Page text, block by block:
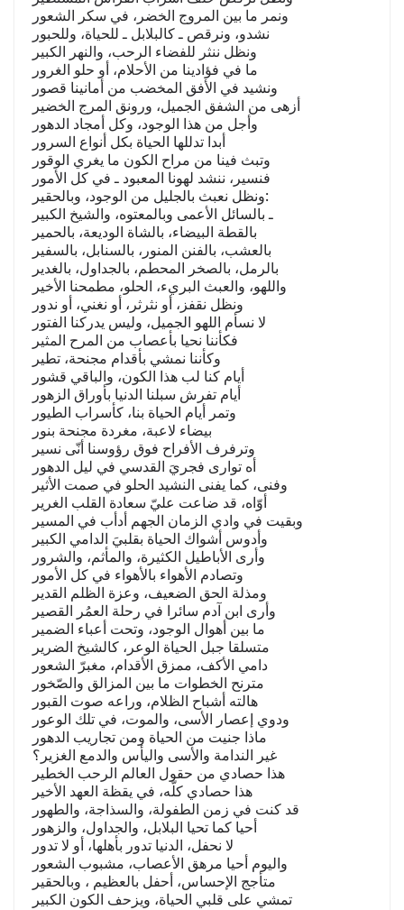
ونمر ما بين المروج الخضر، في سكر الشعور
نشدو، ونرقص ـ كالبلابل ـ للحياة، وللحبور
ونظل ننثر للفضاء الرحب، والنهر الكبير
ما في فؤادينا من الأحلام، أو حلو الغرور
ونشيد في الأفق المخضب من أمانينا قصور
أزهى من الشفق الجميل، ورونق المرج الخضير
وأجل من هذا الوجود، وكل أمجاد الدهور
أبدا تدللها الحياة بكل أنواع السرور
وتبث فينا من مراح الكون ما يغري الوقور
فنسير، ننشد لهونا المعبود ـ في كل الأمور
ونظل نعبث بالجليل من الوجود، وبالحقير:
ـ بالسائل الأعمى وبالمعتوه، والشيخ الكبير
بالقطة البيضاء، بالشاة الوديعة، بالحمير
بالعشب، بالفنن المنور، بالسنابل، بالسفير
بالرمل، بالصخر المحطم، بالجداول، بالغدير
واللهو، والعبث البريء، الحلو، مطمحنا الأخير
ونظل نقفز، أو نثرثر، أو نغني، أو ندور
لا نسأم اللهو الجميل، وليس يدركنا الفتور
فكأننا نحيا بأعصاب من المرح المثير
وكأننا نمشي بأقدام مجنحة، تطير
أيام كنا لب هذا الكون، والباقي قشور
أيام تفرش سبلنا الدنيا بأوراق الزهور
وتمر أيام الحياة بنا، كأسراب الطيور
بيضاء لاعبة، مغردة مجنحة بنور
وترفرف الأفراح فوق رؤوسنا أنّى نسير
أه توارى فجريَ القدسي في ليل الدهور
وفنى، كما يفنى النشيد الحلو في صمت الأثير
أوّاه، قد ضاعت عليّ سعادة القلب الغرير
وبقيت في وادي الزمان الجهم أدأب في المسير
وأدوس أشواك الحياة بقلبيَ الدامي الكبير
وأرى الأباطيل الكثيرة، والمأثم، والشرور
وتصادم الأهواء بالأهواء في كل الأمور
ومذلة الحق الضعيف، وعزة الظلم القدير
وأرى ابن آدم سائرا في رحلة العمُر القصير
ما بين أهوال الوجود، وتحت أعباء الضمير
متسلقا جبل الحياة الوعر، كالشيخ الضرير
دامي الأكف، ممزق الأقدام، مغبرّ الشعور
مترنح الخطوات ما بين المزالق والصّخور
هالته أشباح الظلام، وراعه صوت القبور
ودوي إعصار الأسى، والموت، في تلك الوعور
ماذا جنيت من الحياة ومن تجاريب الدهور
غير الندامة والأسى واليأس والدمع الغزير؟
هذا حصادي من حقول العالم الرحب الخطير
هذا حصادي كلّه، في يقظة العهد الأخير
قد كنت في زمن الطفولة، والسذاجة، والطهور
أحيا كما تحيا البلابل، والجداول، والزهور
لا نحفل، الدنيا تدور بأهلها، أو لا تدور
واليوم أحيا مرهق الأعصاب، مشبوب الشعور
متأجج الإحساس، أحفل بالعظيم ، وبالحقير
تمشي على قلبي الحياة، ويزحف الكون الكبير